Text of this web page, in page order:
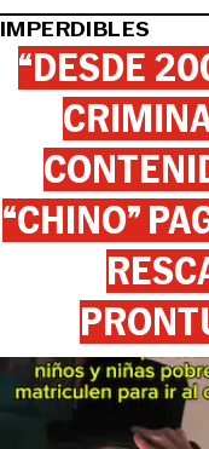
IMPERDIBLES
“DESDE
“CHINO”